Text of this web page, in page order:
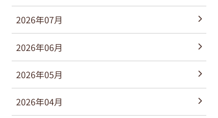
2026年07月
2026年06月
2026年05月
2026年04月